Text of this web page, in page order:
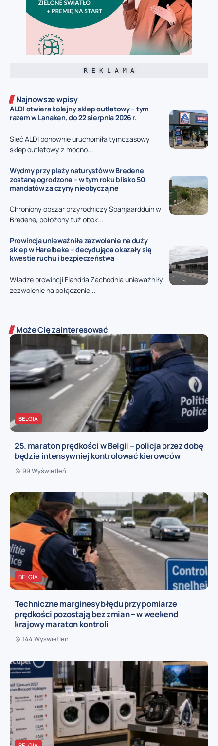
R E K L A M A
Najnowsze wpisy
ALDI otwiera kolejny sklep outletowy – tym
razem w Lanaken, do 22 sierpnia 2026 r.
Sieć ALDI ponownie uruchomiła tymczasowy
sklep outletowy z mocno...
Wydmy przy plaży naturystów w Bredene
zostaną ogrodzone – w tym roku blisko 50
mandatów za czyny nieobyczajne
Chroniony obszar przyrodniczy Spanjaardduin w
Bredene, położony tuż obok...
Prowincja unieważniła zezwolenie na duży
sklep w Harelbeke – decydujące okazały się
kwestie ruchu i bezpieczeństwa
Władze prowincji Flandria Zachodnia unieważniły
zezwolenie na połączenie...
Może Cię zainteresować
BELGIA
25. maraton prędkości w Belgii – policja przez dobę
będzie intensywniej kontrolować kierowców
99 Wyświetleń
BELGIA
Techniczne marginesy błędu przy pomiarze
prędkości pozostają bez zmian – w weekend
krajowy maraton kontroli
144 Wyświetleń